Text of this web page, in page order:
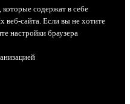
содержат в себе
сайта. Если вы не хотите
настройки браузера